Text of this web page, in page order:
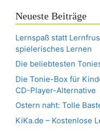
Neueste Beiträge
Lernspaß statt
spielerisches Lernen
Die beliebtesten
Die Tonie-Box für
CD-Player-Alternative
Ostern naht: Tolle
KiKa.de – Kostenlose